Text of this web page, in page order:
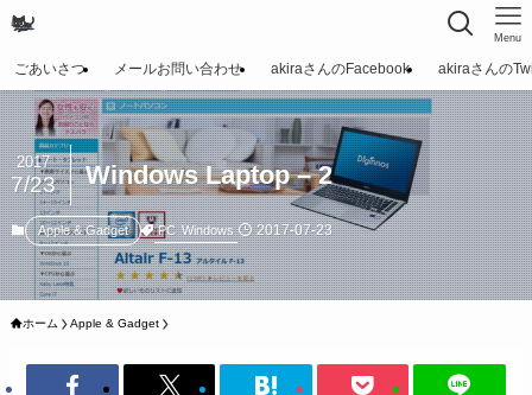
Menu
ごあいさつ メールお問い合わせ akiraさんのFacebook akiraさんの
Windows Laptop – 2
2017
7/23
Apple & Gadget PC Windows 2017-07-23
ホーム Apple & Gadget